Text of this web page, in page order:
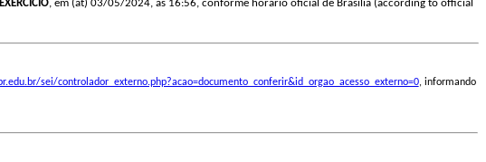
, em (at) 03/05/2024, às 16:56, conforme horário oficial de Brasília (according to official
sei/controlador_externo.php?acao=documento_conferir&id_orgao_acesso_externo=0, informando